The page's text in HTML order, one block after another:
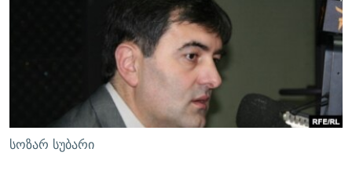
ᲛᲝᲚᲐᲞᲐᲠᲐᲙᲔ ᲢᲔᲥᲡᲢᲔᲑᲘ
ᲚᲘᲢᲔᲠᲐᲢᲣᲠᲣᲚᲘ ᲬᲐᲮᲜᲐᲒᲔᲑᲘ
ᲐᲛᲔᲠᲘᲙᲣᲚᲘ ᲛᲝᲗᲮᲠᲝᲑᲐ
ᲘᲛᲞᲔᲠᲘᲐ ᲓᲐ ᲠᲐᲓᲘᲝ
ᲩᲔᲛᲘ ᲡᲘᲙᲕᲓᲘᲚᲘᲡ ᲛᲘᲖᲔᲖᲘᲐ COVID-19
11 ᲬᲔᲚᲘ - 11 ᲐᲛᲑᲐᲕᲘ
ᲡᲐᲞᲐᲠᲚᲐᲛᲔᲜᲢᲝ ᲐᲠᲩᲔᲕᲜᲔᲑᲘᲡ ᲘᲡᲢᲝᲠᲘᲐ
ᲑᲐᲕᲨᲕᲔᲑᲘ ᲞᲠᲝᲡᲢᲘᲢᲣᲪᲘᲐᲨᲘ - ᲐᲛᲝᲣᲗᲥᲛᲔᲚᲘ ᲐᲛᲑᲐᲕᲘ
5 ᲐᲛᲑᲐᲕᲘ - 20 ᲘᲕᲜᲘᲡᲡ ᲓᲐᲨᲐᲕᲔᲑᲣᲚᲔᲑᲘ
ᲐᲒᲕᲘᲡᲢᲝᲡ ᲝᲛᲘ
რთე/რთ-ის ყველა საიტი
სოზარ სუბარი